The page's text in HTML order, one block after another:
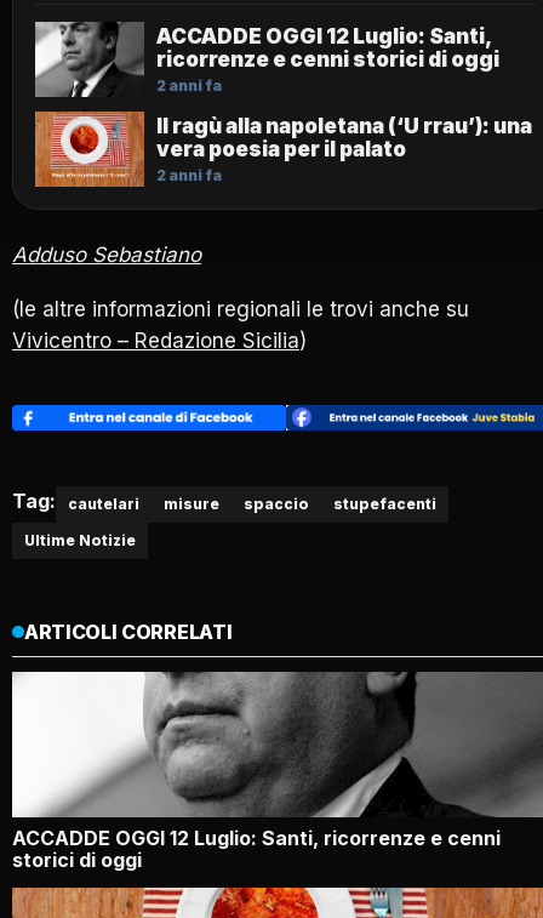
ACCADDE OGGI 12 Luglio: Santi,
ricorrenze e cenni storici di oggi
2 anni fa
Il ragù alla napoletana (‘U rrau’): una
vera poesia per il palato
2 anni fa
Adduso Sebastiano
(le altre informazioni regionali le trovi anche su
Vivicentro – Redazione Sicilia)
Tag: cautelari misure spaccio
stupefacenti
Ultime Notizie
ARTICOLI CORRELATI
ACCADDE OGGI 12 Luglio: Santi, ricorrenze e cenni
storici di oggi